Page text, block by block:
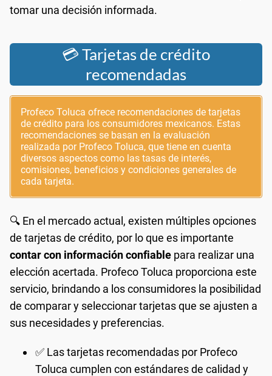
tomar una decisión informada.
💳 Tarjetas de crédito
recomendadas
Profeco Toluca ofrece recomendaciones de tarjetas
de crédito para los consumidores mexicanos. Estas
recomendaciones se basan en la evaluación
realizada por Profeco Toluca, que tiene en cuenta
diversos aspectos como las tasas de interés,
comisiones, beneficios y condiciones generales de
cada tarjeta.
🔍 En el mercado actual, existen múltiples opciones
de tarjetas de crédito, por lo que es importante
contar con información confiable para realizar una
elección acertada. Profeco Toluca proporciona este
servicio, brindando a los consumidores la posibilidad
de comparar y seleccionar tarjetas que se ajusten a
sus necesidades y preferencias.
✅ Las tarjetas recomendadas por Profeco
Toluca cumplen con estándares de calidad y